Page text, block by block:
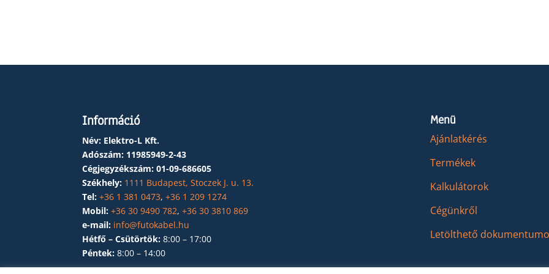
Információ
Név: Elektro-L Kft.
Adószám: 11985949-2-43
Cégjegyzékszám:01-09-686605
Székhely: 1111 Budapest, Stoczek J. u. 13.
Tel: +36 1 381 0473,+36 1 209 1274
Mobil:+36 30 9490 782,+36 30 3810 869
e-mail: info@futokabel.hu
Hétfő – Csütörtök:8:00 – 17:00
Péntek:8:00 – 14:00
Menü
Ajánlatkérés
Termékek
Kalkulátorok
Cégünkről
Letölthető